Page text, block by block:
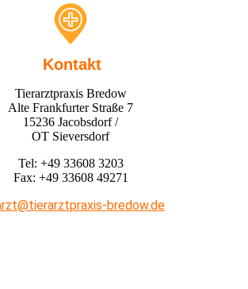
Kontakt
Tierarztpraxis Bredow
Alte Frankfurter Straße 7
15236 Jacobsdorf /
OT Sieversdorf
Tel: +49 33608 3203
Fax: +49 33608 49271
bredow.de